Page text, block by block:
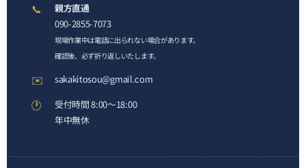
📞
親方直通
090-2855-7073
現場作業中は電話に出られない場合があります。
確認後、必ず折り返しいたします。
✉️ sakakitosou@gmail.com
🕐
受付時間 8:00〜18:00
年中無休